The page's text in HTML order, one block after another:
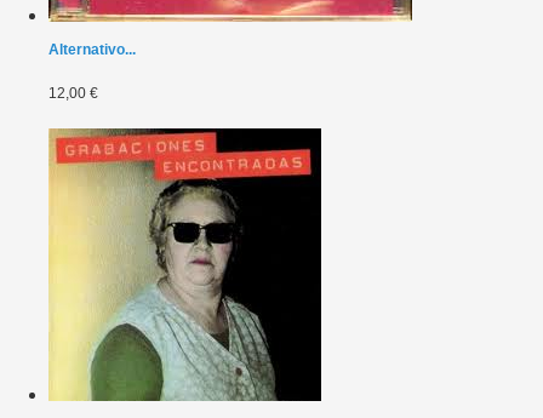
Alternativo...
12,00 €